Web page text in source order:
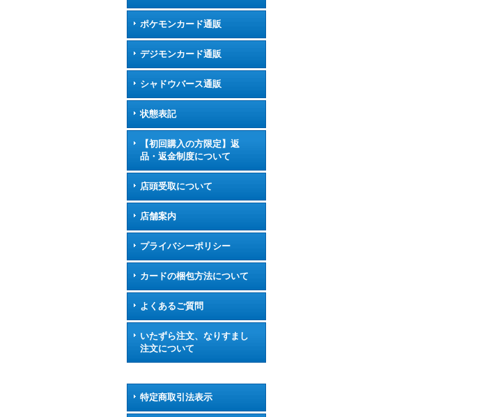
ポケモンカード通販
デジモンカード通販
シャドウバース通販
状態表記
【初回購入の方限定】返
品・返金制度について
店頭受取について
店舗案内
プライバシーポリシー
カードの梱包方法について
よくあるご質問
いたずら注文、なりすまし
注文について
特定商取引法表示